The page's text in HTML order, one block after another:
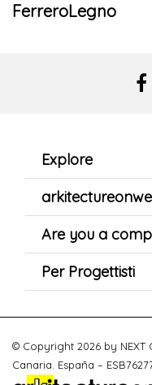
FerreroLegno
Explore
Are you a
Per Progettisti
© Copyright 2026 by NEXT
Canaria. España –